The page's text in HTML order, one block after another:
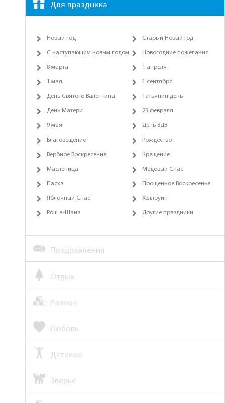
Для праздника
Новый год Старый Новый Год
С наступающим новым годом Новогодние пожелания
8 марта 1 апреля
1 мая 1 сентября
День Святого Валентина Татьянин день
День Матери 23 февраля
9 мая День ВДВ
Благовещение Рождество
Вербное Воскресение Крещение
Масленица Медовый Спас
Пасха Прощенное Воскресенье
Яблочный Спас Хэллоуин
Рош а-Шана Другие праздники
Поздравления
Отдых
Разное
Любовь
Детское
Зверьё